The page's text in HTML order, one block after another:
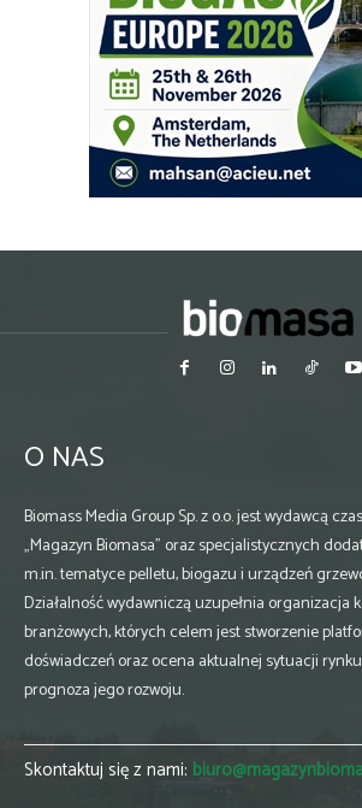
O NAS
Biomass Media Group Sp. z o.o. jest wydawcą
„Magazyn Biomasa” oraz specjalistycznych
m.in. tematyce pelletu, biogazu i urządzeń
Działalność wydawniczą uzupełnia organizacja
branżowych, których celem jest stworzenie
doświadczeń oraz ocena aktualnej sytuacji
prognoza jego rozwoju.
Skontaktuj się z nami: